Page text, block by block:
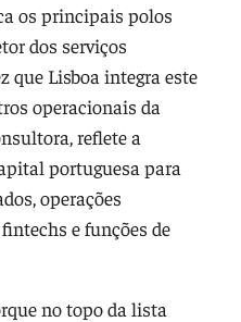
os principais polos
dos serviços
que Lisboa integra este
operacionais da
reflete a
portuguesa para
operações
e funções de
no topo da lista